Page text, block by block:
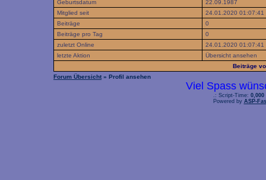
Geburtsdatum
22.09.1987
Mitglied seit
24.01.2020 01:07:41
Beiträge
0
Beiträge pro Tag
0
zuletzt Online
24.01.2020 01:07:41
letzte Aktion
Übersicht ansehen
Beiträge
Forum Übersicht » Profil ansehen
Viel Spass
.: Script-Time: 0,000
Powered by ASP-